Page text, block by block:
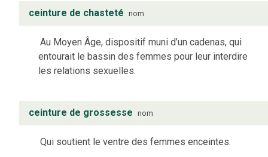
ceinture de chasteté nom
Au Moyen Âge, dispositif muni d’un cadenas, qui
entourait le bassin des femmes pour leur interdire
les relations sexuelles.
ceinture de grossesse nom
Qui soutient le ventre des femmes enceintes.